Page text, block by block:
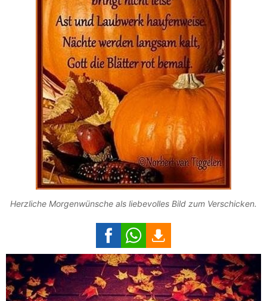
Herzliche Morgenwünsche als liebevolles Bild zum Verschicken.